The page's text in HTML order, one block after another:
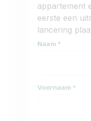
appartement
eerste een
lancering
Naam *
Voornaam *